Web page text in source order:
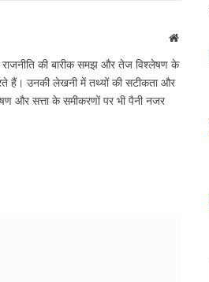
Website
राजनीति की बारीक समझ और तेज विश्लेषण के
करते हैं। उनकी लेखनी में तथ्यों की सटीकता और
और सत्ता के समीकरणों पर भी पैनी नजर